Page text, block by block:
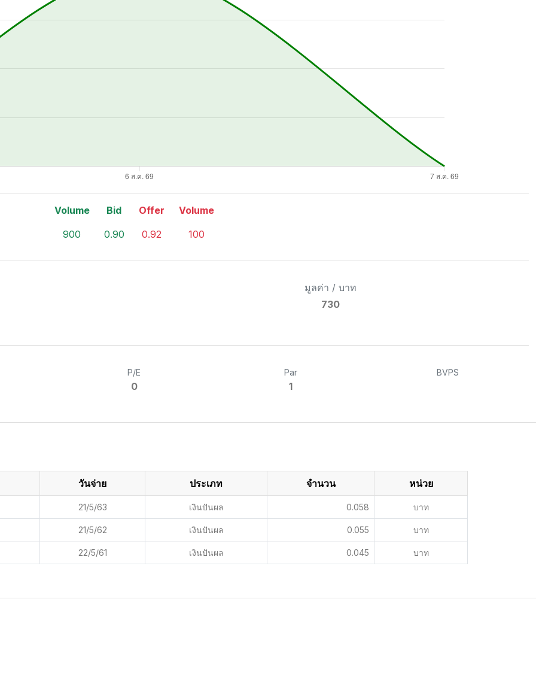
Volume
900
Bid
0.90
Offer
0.92
Volume
100
มูลค่า / บาท
730
P/E
0
Par
1
BVPS
วันจ่าย ประเภท จำนวน หน่วย
21/5/63 เงินปันผล 0.058 บาท
21/5/62 เงินปันผล 0.055 บาท
22/5/61 เงินปันผล 0.045 บาท